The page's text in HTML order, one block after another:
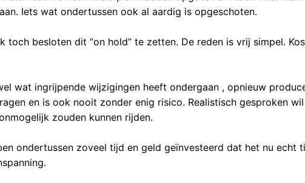
Iets wat ondertussen ook al aardig is opgeschoten.
toch besloten dit “on hold” te zetten. De reden is vrij simpel.
wat ingrijpende wijzigingen heeft ondergaan , opnieuw
en is ook nooit zonder enig risico. Realistisch gesproken
zouden kunnen rijden.
ondertussen zoveel tijd en geld geïnvesteerd dat het nu echt